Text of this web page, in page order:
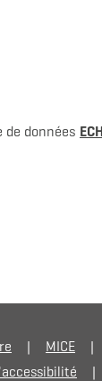
données
MICE